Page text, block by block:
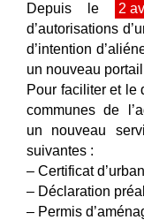
Depuis le 2
d’autorisations
d’intention
un nouveau
Pour faciliter et le
communes de
un nouveau
suivantes :
– Certificat
– Déclaration
– Permis